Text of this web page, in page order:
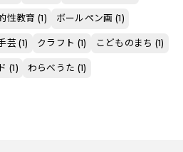
性教育 (1) ボールペン画 (1)
芸 (1) クラフト (1) こどものまち (1)
(1) わらべうた (1)